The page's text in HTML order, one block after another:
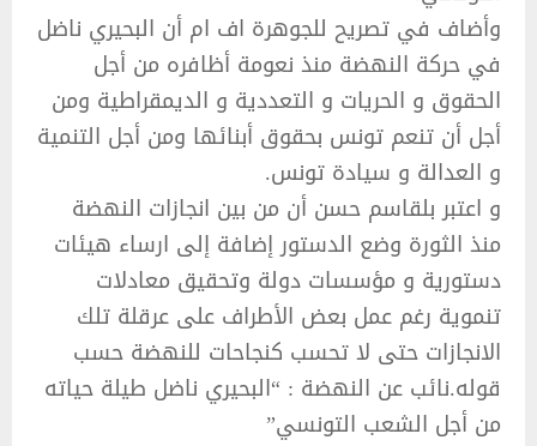
وأضاف في تصريح للجوهرة اف ام أن البحيري ناضل
في حركة النهضة منذ نعومة أظافره من أجل
الحقوق و الحريات و التعددية و الديمقراطية ومن
أجل أن تنعم تونس بحقوق أبنائها ومن أجل التنمية
و العدالة و سيادة تونس.
و اعتبر بلقاسم حسن أن من بين انجازات النهضة
منذ الثورة وضع الدستور إضافة إلى ارساء هيئات
دستورية و مؤسسات دولة وتحقيق معادلات
تنموية رغم عمل بعض الأطراف على عرقلة تلك
الانجازات حتى لا تحسب كنجاحات للنهضة حسب
قوله.نائب عن النهضة : “البحيري ناضل طيلة حياته
من أجل الشعب التونسي”